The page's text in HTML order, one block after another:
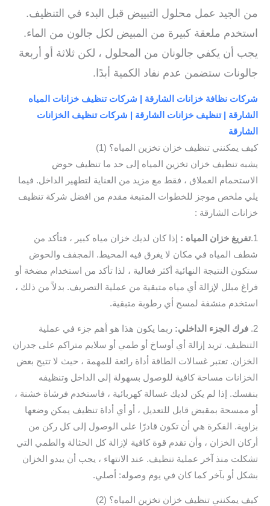
من الجيد عمل محلول التبييض قبل البدء في التنظيف.
استخدم ملعقة كبيرة من المبيض لكل جالون من الماء.
يجب أن يكفي جالونان من المحلول ، لكن ثلاثة أو أربعة
جالونات ستضمن عدم نفاد الكمية أبدًا.
شركات نظافة خزانات الشارقة | شركات تنظيف خزانات المياه
الشارقة | تنظيف خزانات الشارقة | شركات تنظيف الخزانات
الشارقة
كيف يمكنني تنظيف خزان تخزين المياه؟ (1)
يشبه تنظيف خزان تخزين المياه إلى حد ما تنظيف حوض
الاستحمام العملاق ، فقط مع مزيد من العناية لتطهير الداخل. فيما
يلي ملخص موجز للخطوات المتبعة مقدم من افضل شركة تنظيف
خزانات الشارقة :
1. تفريغ خزان المياه : إذا كان لديك خزان مياه كبير ، فتأكد من
شطف المياه في مكان لا يغرق فيه المحيط. المجفف والحوض
ستكون النتيجة النهائية أكثر فعالية ، لذا تأكد من استخدام مضخة أو
فراغ مبلل لإزالة أي مياه متبقية من عملية التصريف. بدلاً من ذلك ،
استخدم منشفة لمسح أي رطوبة متبقية.
2. فرك الجزء الداخلي: ربما يكون هذا هو أهم جزء في عملية
التنظيف. تريد إزالة أي أوساخ أو طمي أو سلايم متراكم على جدران
الخزان. تعتبر غسالات الطاقة أداة رائعة للمهمة ، حيث لا تتيح بعض
الخزانات مساحة كافية للوصول بسهولة إلى الداخل وتنظيفه
بنفسك. إذا لم يكن لديك غسالة كهربائية ، فاستخدم فرشاة خشنة ،
أو ممسحة بمقبض قابل للتعديل ، أو أي أداة تنظيف يمكن وضعها
بزاوية. الفكرة هي أن تكون قادرًا على الوصول إلى كل ركن من
أركان الخزان ، وأن تقدم قوة كافية لإزالة كل الحثالة والطمي التي
تشكلت منذ آخر عملية تنظيف. عند الانتهاء ، يجب أن يبدو الخزان
بشكل أو بآخر كما كان في يوم وصوله: أصلي.
كيف يمكنني تنظيف خزان تخزين المياه؟ (2)